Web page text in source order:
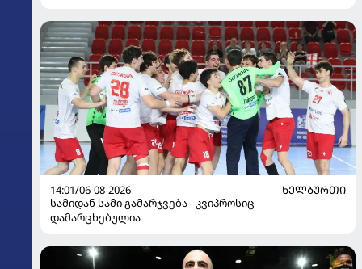
14:01/06-08-2026
ᲮᲔᲚᲑᲣᲠᲗᲘ
სამიდან სამი გამარჯვება - კვიპროსიც
დამარცხებულია